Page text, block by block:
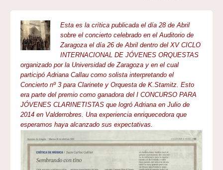
Esta es la crítica publicada el día 28 de Abril
sobre el concierto celebrado en el Auditorio de
Zaragoza el día 26 de Abril dentro del XV CICLO
INTERNACIONAL DE JÓVENES ORQUESTAS
organizado por la Universidad de Zaragoza y en el cual
participó Adriana Callau como solista interpretando el
Concierto nº 3 para Clarinete y Orquesta de K.Stamitz. Esto
era parte del premio como ganadora del I CONCURSO PARA
JÓVENES CLARINETISTAS que logró Adriana en Julio de
2014 en Valderrobres. Una experiencia enriquecedora que
esperamos haya alcanzado sus expectativas.